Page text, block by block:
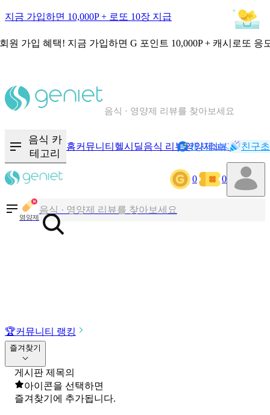
지금 가입하면 10,000P + 로또 10장 지급
원 가입 혜택! 지금 가입하면 G 포인트 10,000P + 캐시로또 응
칼로리와 영양성분을 검색해보세요
음식 · 영양제 리뷰를 찾아보세요
음식 카
테고리
홈커뮤니티 헬시딜음식 리뷰영양제NEW기록
캐시리뷰 친구
0 0
영양제
혈당 · 다이어트 음식 검색해보세요
🏆커뮤니티 랭킹
즐겨찾기
게시판 제목의
아이콘을 선택하면
즐겨찾기에 추가됩니다.